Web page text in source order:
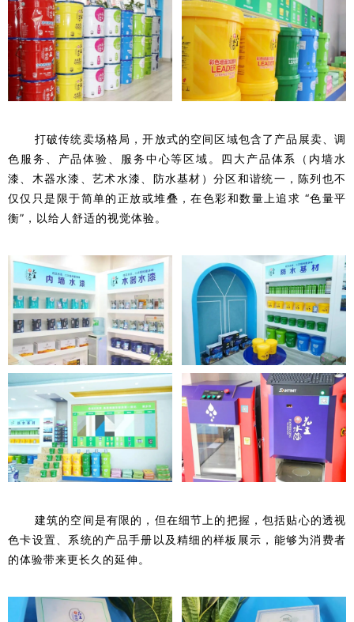
打破传统卖场格局，开放式的空间区域包含了产品展卖、调
色服务、产品体验、服务中心等区域。四大产品体系（内墙水
漆、木器水漆、艺术水漆、防水基材）分区和谐统一，陈列也不
仅仅只是限于简单的正放或堆叠，在色彩和数量上追求 “色量平
衡”，以给人舒适的视觉体验。
建筑的空间是有限的，但在细节上的把握，包括贴心的透视
色卡设置、系统的产品手册以及精细的样板展示，能够为消费者
的体验带来更长久的延伸。